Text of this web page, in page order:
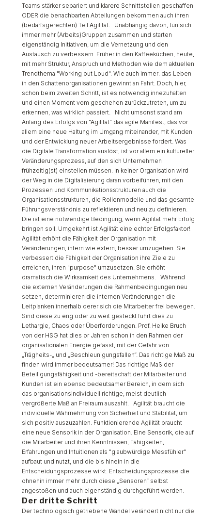
Teams stärker separiert und klarere Schnittstellen geschaffen
ODER die benachbarten Abteilungen bekommen auch ihren
(bedarfsgerechten) Teil Agilität. Unabhängig davon, tun sich
immer mehr (Arbeits)Gruppen zusammen und starten
eigenständig Initiativen, um die Vernetzung und den
Austausch zu verbessern. Früher in den Kaffeeküchen, heute,
mit mehr Struktur, Anspruch und Methoden wie dem aktuellen
Trendthema "Working out Loud". Wie auch immer: das Leben
in den Schattenorganisationen gewinnt an Fahrt. Doch, hier,
schon beim zweiten Schritt, ist es notwendig innezuhalten
und einen Moment vom geschehen zurückzutreten, um zu
erkennen, was wirklich passiert. Nicht umsonst stand am
Anfang des Erfolgs von "Agilität" das agile Manifest, das vor
allem eine neue Haltung im Umgang miteinander, mit Kunden
und der Entwicklung neuer Arbeitsergebnisse fordert. Was
die Digitale Transformation auslöst, ist vor allem ein kultureller
Veränderungsprozess, auf den sich Unternehmen
frühzeitig(st) einstellen müssen. In keiner Organisation wird
der Weg in die Digitalisierung daran vorbeiführen, mit den
Prozessen und Kommunikationsstrukturen auch die
Organisationsstrukturen, die Rollenmodelle und das gesamte
Führungsverständnis zu reflektieren und neu zu definieren.
Die ist eine notwendige Bedingung, wenn Agilität mehr Erfolg
bringen soll. Umgekehrt ist Agilität eine echter Erfolgsfaktor!
Agilität erhöht die Fähigkeit der Organisation mit
Veränderungen, intern wie extern, besser umzugehen. Sie
verbessert die Fähigkeit der Organisation ihre Ziele zu
erreichen, ihren "purpose" umzusetzen. Sie erhöht
dramatisch die Wirksamkeit des Unternehmens. Während
die externen Veränderungen die Rahmenbedingungen neu
setzen, determinieren die internen Veränderungen die
Leitplanken innerhalb derer sich die Mitarbeiter frei bewegen.
Sind diese zu eng oder zu weit gesteckt führt dies zu
Lethargie, Chaos oder Überforderungen. Prof. Heike Bruch
von der HSG hat dies or Jahren schon in den Rahmen der
organisationalen Energie gefasst, mit der Gefahr von
„Trägheits-„ und „Beschleunigungsfallen“. Das richtige Maß zu
finden wird immer bedeutsamer! Das richtige Maß der
Beteiligungsfähigkeit und -bereitschaft der Mitarbeiter und
Kunden ist ein ebenso bedeutsamer Bereich, in dem sich
das organisationsindividuell richtige, meist deutlich
vergrößerte Maß an Freiraum auszahlt. Agilität braucht die
individuelle Wahrnehmung von Sicherheit und Stabilität, um
sich positiv auszuzahlen. Funktionierende Agilität braucht
eine neue Sensorik in der Organisation. Eine Sensorik, die auf
die Mitarbeiter und ihren Kenntnissen, Fähigkeiten,
Erfahrungen und Intuitionen als "glaubwürdige Messfühler"
aufbaut und nutzt, und die bis hinein in die
Entscheidungsprozesse wirkt. Entscheidungsprozesse die
ohnehin immer mehr durch diese „Sensoren“ selbst
angestoßen und auch eigenständig durchgeführt werden.
Der dritte Schritt
Der technologisch getriebene Wandel verändert nicht nur die